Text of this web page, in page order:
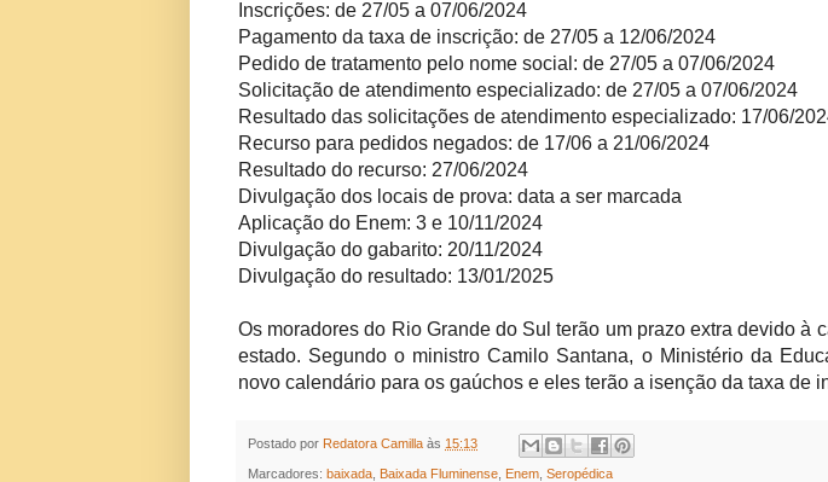
Inscrições: de 27/05 a 07/06/2024
Pagamento da taxa de inscrição: de 27/05 a 12/06/2024
Pedido de tratamento pelo nome social: de 27/05 a 07/06/2024
Solicitação de atendimento especializado: de 27/05 a 07/06/2024
Resultado das solicitações de atendimento especializado: 17/06/
Recurso para pedidos negados: de 17/06 a 21/06/2024
Resultado do recurso: 27/06/2024
Divulgação dos locais de prova: data a ser marcada
Aplicação do Enem: 3 e 10/11/2024
Divulgação do gabarito: 20/11/2024
Divulgação do resultado: 13/01/2025
Os moradores do Rio Grande do Sul terão um prazo extra devido à
estado. Segundo o ministro Camilo Santana, o Ministério da
novo calendário para os gaúchos e eles terão a isenção da taxa de
Postado por Redatora Camilla às 15:13
Marcadores: baixada Baixada Fluminense Enem Seropédica